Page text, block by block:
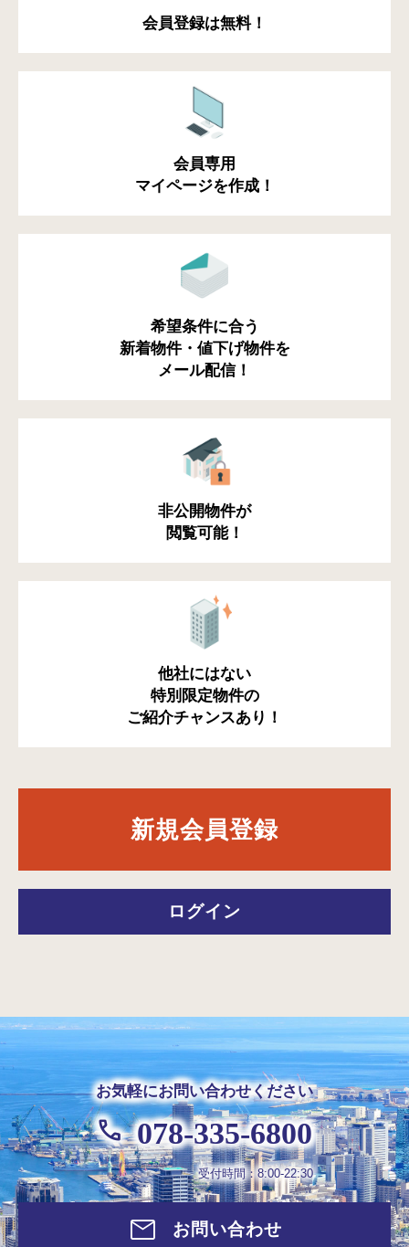
会員登録は無料！
会員専用
マイページを作成！
希望条件に合う
新着物件・値下げ物件を
メール配信！
非公開物件が
閲覧可能！
他社にはない
特別限定物件の
ご紹介チャンスあり！
新規会員登録
ログイン
お気軽にお問い合わせください
078-335-6800
受付時間：8:00-22:30
お問い合わせ